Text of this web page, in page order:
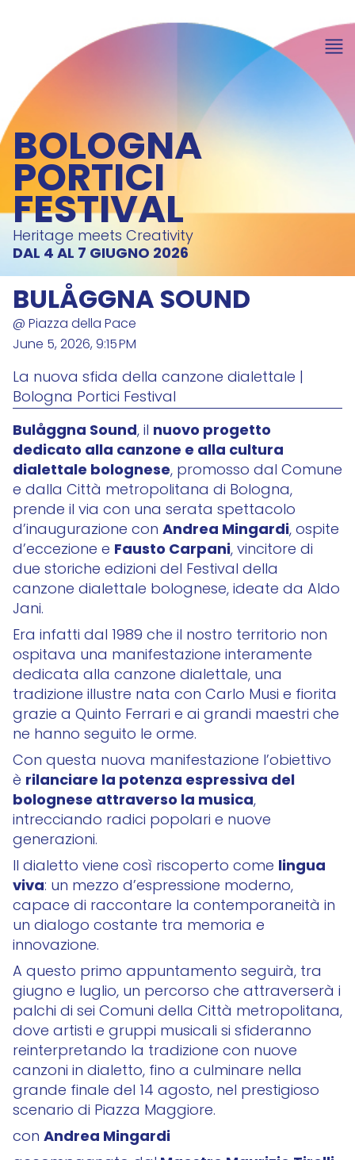
BOLOGNA
PORTICI
FESTIVAL
Heritage meets Creativity
DAL 4 AL 7 GIUGNO 2026
BULÅGGNA SOUND
@ Piazza della Pace
June 5, 2026, 9:15 PM
La nuova sfida della canzone dialettale |
Bologna Portici Festival
Bulåggna Sound, il nuovo progetto
dedicato alla canzone e alla cultura
dialettale bolognese, promosso dal Comune
e dalla Città metropolitana di Bologna,
prende il via con una serata spettacolo
d’inaugurazione con Andrea Mingardi, ospite
d’eccezione e Fausto Carpani, vincitore di
due storiche edizioni del Festival della
canzone dialettale bolognese, ideate da Aldo
Jani.
Era infatti dal 1989 che il nostro territorio non
ospitava una manifestazione interamente
dedicata alla canzone dialettale, una
tradizione illustre nata con Carlo Musi e fiorita
grazie a Quinto Ferrari e ai grandi maestri che
ne hanno seguito le orme.
Con questa nuova manifestazione l’obiettivo
è rilanciare la potenza espressiva del
bolognese attraverso la musica,
intrecciando radici popolari e nuove
generazioni.
Il dialetto viene così riscoperto come lingua
viva: un mezzo d’espressione moderno,
capace di raccontare la contemporaneità in
un dialogo costante tra memoria e
innovazione.
A questo primo appuntamento seguirà, tra
giugno e luglio, un percorso che attraverserà i
palchi di sei Comuni della Città metropolitana,
dove artisti e gruppi musicali si sfideranno
reinterpretando la tradizione con nuove
canzoni in dialetto, fino a culminare nella
grande finale del 14 agosto, nel prestigioso
scenario di Piazza Maggiore.
con Andrea Mingardi